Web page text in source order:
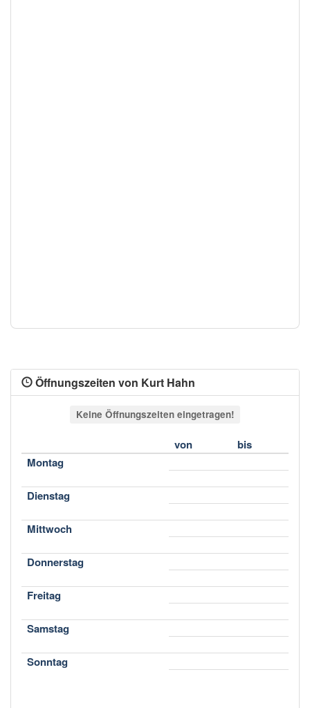
Öffnungszeiten von Kurt Hahn
Keine Öffnungszeiten eingetragen!
von
bis
Montag
Dienstag
Mittwoch
Donnerstag
Freitag
Samstag
Sonntag